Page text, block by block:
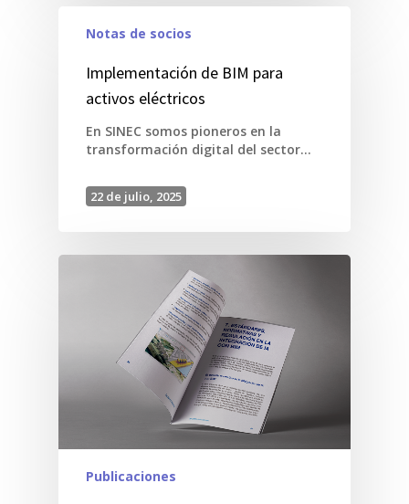
Notas de socios
Implementación de BIM para
activos eléctricos
En SINEC somos pioneros en la
transformación digital del sector…
22 de julio, 2025
Publicaciones